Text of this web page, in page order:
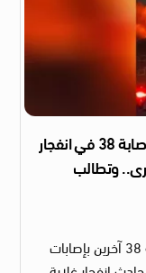
مصر: لجنة العدالة ترصد وفاة 13 عاملًا وإصابة 38 في انفجار
وتطالب
رصدت “لجنة العدالة” وفاة 13 عاملاً وإصابة 38 آخرين بإصابات